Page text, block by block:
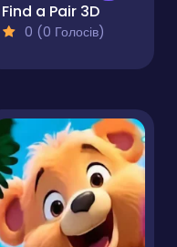
Find a Pair 3D
0 (0 Голосів)